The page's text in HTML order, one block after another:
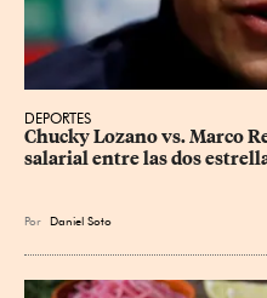
DEPORTES
Chucky Lozano vs. Marco
salarial entre las dos
Por Daniel Soto